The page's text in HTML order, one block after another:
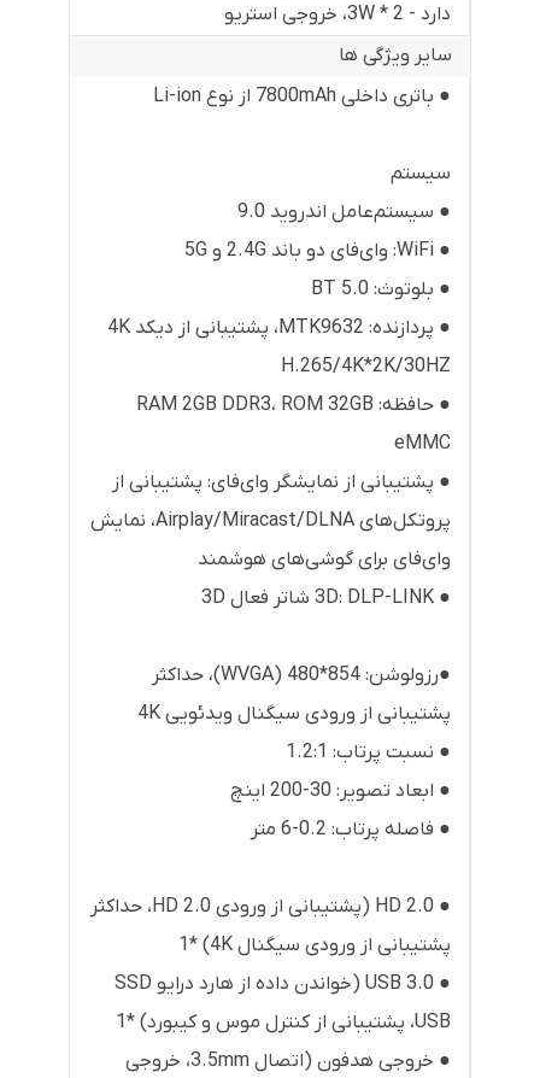
دارد - 3W * 2، خروجی استریو
سایر ویژگی ها
● باتری داخلی 7800mAh از نوع Li-ion
سیستم
● سیستم‌عامل اندروید 9.0
● WiFi: وای‌فای دو باند 2.4G و 5G
● بلوتوث: BT 5.0
● پردازنده: MTK9632، پشتیبانی از دیکد 4K
H.265/4K*2K/30HZ
● حافظه: RAM 2GB DDR3، ROM 32GB
eMMC
● پشتیبانی از نمایشگر وای‌فای: پشتیبانی از
پروتکل‌های Airplay/Miracast/DLNA، نمایش
وای‌فای برای گوشی‌های هوشمند
● 3D: DLP-LINK شاتر فعال 3D
●رزولوشن: 854*480 (WVGA)، حداکثر
پشتیبانی از ورودی سیگنال ویدئویی 4K
● نسبت پرتاب: 1.2:1
● ابعاد تصویر: 30-200 اینچ
● فاصله پرتاب: 0.2-6 متر
● HD 2.0 (پشتیبانی از ورودی HD 2.0، حداکثر
پشتیبانی از ورودی سیگنال 4K) *1
● USB 3.0 (خواندن داده از هارد درایو SSD
USB، پشتیبانی از کنترل موس و کیبورد) *1
● خروجی هدفون (اتصال 3.5mm، خروجی